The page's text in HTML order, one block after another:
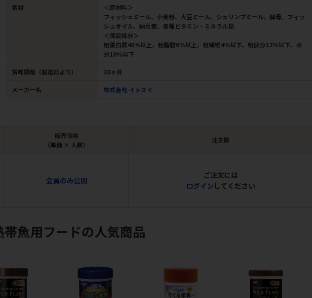
素材
＜原材料＞
フィッシュミール、小麦粉、大豆ミール、シュリンプミール、酵母、フィッ
シュオイル、納豆菌、各種ビタミン・ミネラル類
＜保証成分＞
粗蛋白質40％以上、粗脂肪6％以上、粗繊維4％以下、粗灰分12％以下、水
分10％以下
賞味期限（製造日より） 30ヶ月
メーカー名 株式会社 イトスイ
販売価格
（単価 × 入数）
注文数
会員のみ公開
ご注文には
ログイン してください
魚用フードの人気商品